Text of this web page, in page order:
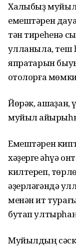
Халҡыбыҙ
емештәрен
тән тиреһенә
ҡулланыла, теш
япраҡтарын
ҡотолорға
Йөрәк,
муйыл
Емештәрен
хәҙерге ҡәһүә
килтереп,
әҙерләгәндә
менән ит
бутап
Муйылдың